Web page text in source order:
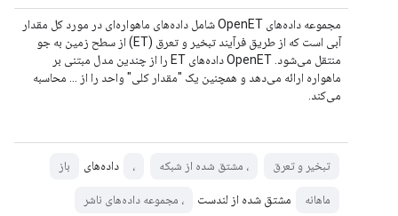
مجموعه داده‌های OpenET شامل داده‌های ماهواره‌ای در مورد کل مقدار
آبی است که از طریق فرآیند تبخیر و تعرق (ET) از سطح زمین به جو
منتقل می‌شود. OpenET داده‌های ET را از چندین مدل مبتنی بر
ماهواره ارائه می‌دهد و همچنین یک "مقدار کلی" واحد را از ... محاسبه
می‌کند.
تبخیر و تعرق ، مشتق شده از شبکه ، داده‌های باز
ماهانه مشتق شده از لندست ، مجموعه داده‌های ناشر